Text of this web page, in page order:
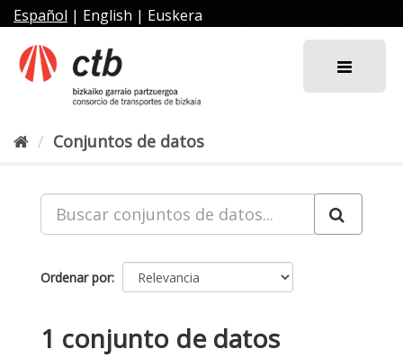
al
contenido
Español | English | Euskera
Conjuntos de datos
Ordenar por
1 conjunto de datos